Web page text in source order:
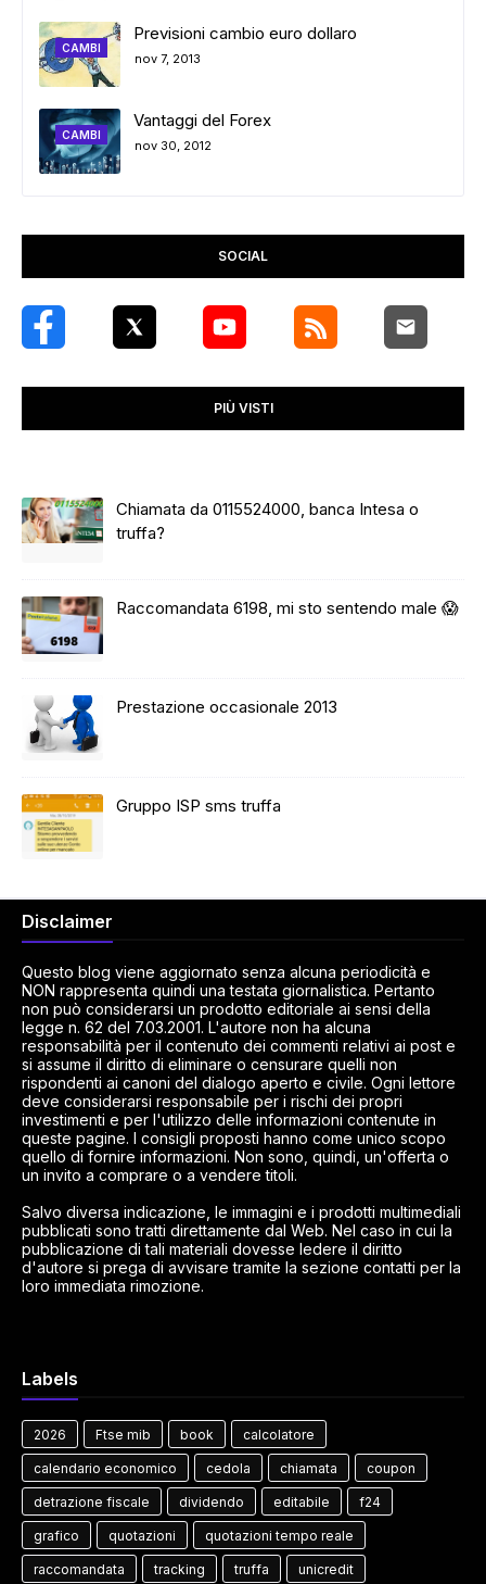
CAMBI
Previsioni cambio euro dollaro
nov 7, 2013
CAMBI
Vantaggi del Forex
nov 30, 2012
SOCIAL
PIÙ VISTI
Chiamata da 0115524000, banca Intesa o
truffa?
Raccomandata 6198, mi sto sentendo male 😱
Prestazione occasionale 2013
Gruppo ISP sms truffa
Disclaimer
Questo blog viene aggiornato senza alcuna periodicità e
NON rappresenta quindi una testata giornalistica. Pertanto
non può considerarsi un prodotto editoriale ai sensi della
legge n. 62 del 7.03.2001. L'autore non ha alcuna
responsabilità per il contenuto dei commenti relativi ai post e
si assume il diritto di eliminare o censurare quelli non
rispondenti ai canoni del dialogo aperto e civile. Ogni lettore
deve considerarsi responsabile per i rischi dei propri
investimenti e per l'utilizzo delle informazioni contenute in
queste pagine. I consigli proposti hanno come unico scopo
quello di fornire informazioni. Non sono, quindi, un'offerta o
un invito a comprare o a vendere titoli.
Salvo diversa indicazione, le immagini e i prodotti multimediali
pubblicati sono tratti direttamente dal Web. Nel caso in cui la
pubblicazione di tali materiali dovesse ledere il diritto
d'autore si prega di avvisare tramite la sezione contatti per la
loro immediata rimozione.
Labels
2026 Ftse mib book calcolatore
calendario economico cedola chiamata coupon
detrazione fiscale dividendo editabile f24
grafico quotazioni quotazioni tempo reale
raccomandata tracking truffa unicredit